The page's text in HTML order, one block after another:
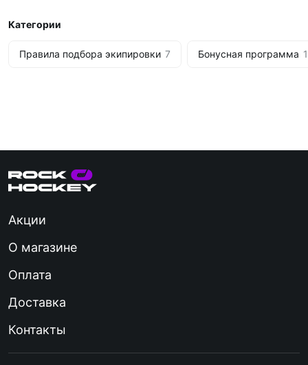
Категории
Правила подбора экипировки 7 Бонусная программа 1
Акции
О магазине
Оплата
Доставка
Контакты